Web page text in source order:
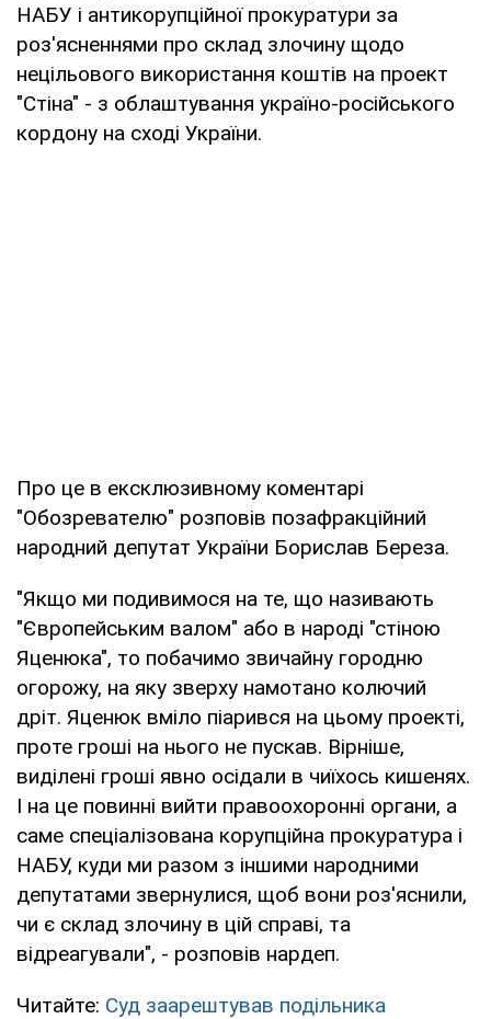
НАБУ і антикорупційної прокуратури за
роз'ясненнями про склад злочину щодо
нецільового використання коштів на проект
"Стіна" - з облаштування україно-російського
кордону на сході України.
Про це в ексклюзивному коментарі
"Обозревателю" розповів позафракційний
народний депутат України Борислав Береза.
"Якщо ми подивимося на те, що називають
"Європейським валом" або в народі "стіною
Яценюка", то побачимо звичайну городню
огорожу, на яку зверху намотано колючий
дріт. Яценюк вміло піарився на цьому проекті,
проте гроші на нього не пускав. Вірніше,
виділені гроші явно осідали в чиїхось кишенях.
І на це повинні вийти правоохоронні органи, а
саме спеціалізована корупційна прокуратура і
НАБУ, куди ми разом з іншими народними
депутатами звернулися, щоб вони роз'яснили,
чи є склад злочину в цій справі, та
відреагували", - розповів нардеп.
Читайте: Суд заарештував подільника